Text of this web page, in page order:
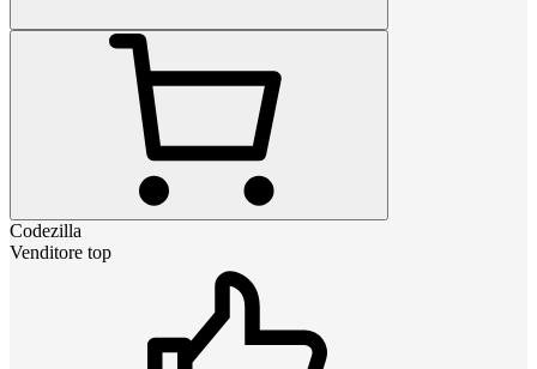
Codezilla
Venditore top